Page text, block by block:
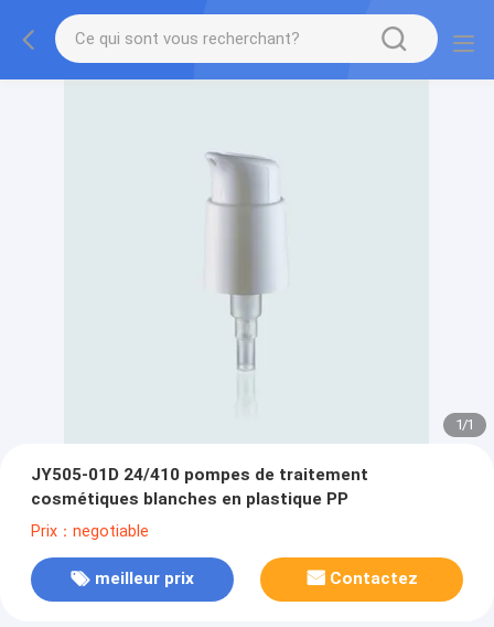
1/1
JY505-01D 24/410 pompes de traitement
cosmétiques blanches en plastique PP
Prix：negotiable
meilleur prix Contactez